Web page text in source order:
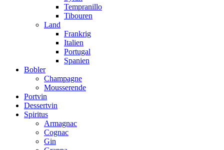
Tempranillo
Tibouren
Land
Frankrig
Italien
Portugal
Spanien
Bobler
Champagne
Mousserende
Portvin
Dessertvin
Spiritus
Armagnac
Cognac
Gin